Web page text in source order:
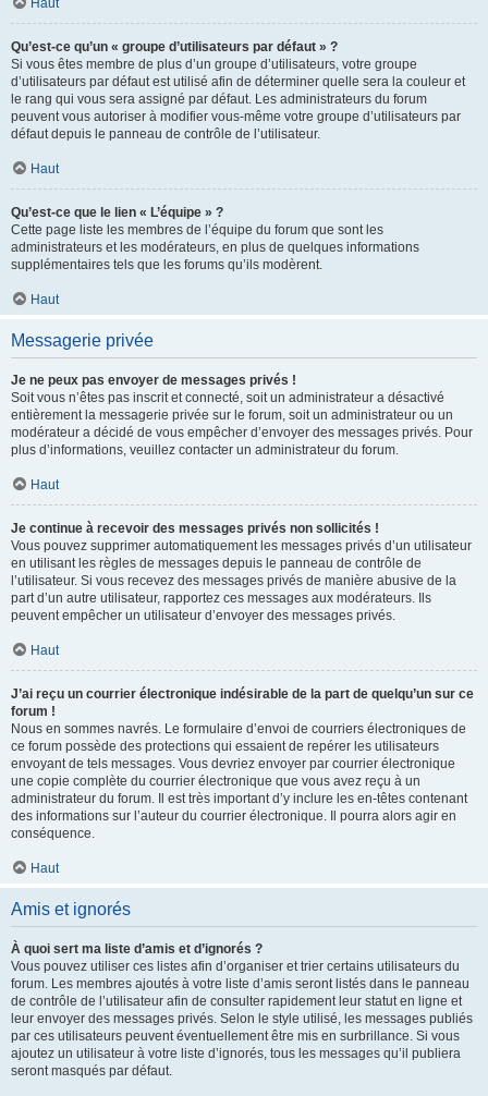
Haut
Qu’est-ce qu’un « groupe d’utilisateurs par défaut » ?
Si vous êtes membre de plus d’un groupe d’utilisateurs, votre groupe
d’utilisateurs par défaut est utilisé afin de déterminer quelle sera la couleur et
le rang qui vous sera assigné par défaut. Les administrateurs du forum
peuvent vous autoriser à modifier vous-même votre groupe d’utilisateurs par
défaut depuis le panneau de contrôle de l’utilisateur.
Haut
Qu’est-ce que le lien « L’équipe » ?
Cette page liste les membres de l’équipe du forum que sont les
administrateurs et les modérateurs, en plus de quelques informations
supplémentaires tels que les forums qu’ils modèrent.
Haut
Messagerie privée
Je ne peux pas envoyer de messages privés !
Soit vous n’êtes pas inscrit et connecté, soit un administrateur a désactivé
entièrement la messagerie privée sur le forum, soit un administrateur ou un
modérateur a décidé de vous empêcher d’envoyer des messages privés. Pour
plus d’informations, veuillez contacter un administrateur du forum.
Haut
Je continue à recevoir des messages privés non sollicités !
Vous pouvez supprimer automatiquement les messages privés d’un utilisateur
en utilisant les règles de messages depuis le panneau de contrôle de
l’utilisateur. Si vous recevez des messages privés de manière abusive de la
part d’un autre utilisateur, rapportez ces messages aux modérateurs. Ils
peuvent empêcher un utilisateur d’envoyer des messages privés.
Haut
J’ai reçu un courrier électronique indésirable de la part de quelqu’un sur ce
forum !
Nous en sommes navrés. Le formulaire d’envoi de courriers électroniques de
ce forum possède des protections qui essaient de repérer les utilisateurs
envoyant de tels messages. Vous devriez envoyer par courrier électronique
une copie complète du courrier électronique que vous avez reçu à un
administrateur du forum. Il est très important d’y inclure les en-têtes contenant
des informations sur l’auteur du courrier électronique. Il pourra alors agir en
conséquence.
Haut
Amis et ignorés
À quoi sert ma liste d’amis et d’ignorés ?
Vous pouvez utiliser ces listes afin d’organiser et trier certains utilisateurs du
forum. Les membres ajoutés à votre liste d’amis seront listés dans le panneau
de contrôle de l’utilisateur afin de consulter rapidement leur statut en ligne et
leur envoyer des messages privés. Selon le style utilisé, les messages publiés
par ces utilisateurs peuvent éventuellement être mis en surbrillance. Si vous
ajoutez un utilisateur à votre liste d’ignorés, tous les messages qu’il publiera
seront masqués par défaut.